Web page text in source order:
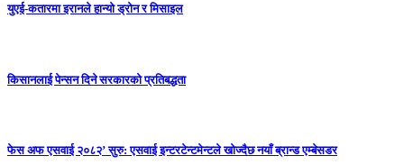
युएई-कतारमा इरानले हान्यो ड्रोन र मिसाइल
किसानलाई पेन्सन दिने सरकारको प्रतिबद्धता
फेस अफ एसवाई २०८२’ सुरु: एसवाई इन्टरटेन्टमेन्टले खोज्दैछ नयाँ ब्रान्ड एम्बेसडर